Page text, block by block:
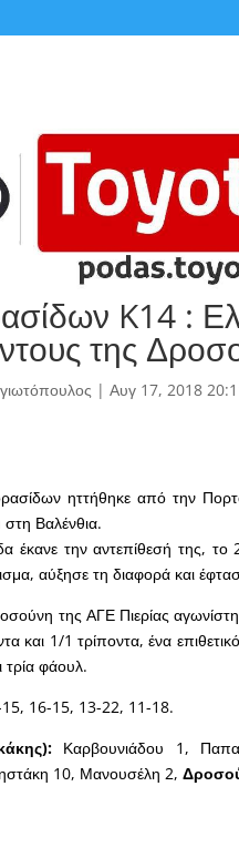
K14 :
της
| Αυγ 17, 2018
ηττήθηκε από την
Βαλένθια.
έκανε την αντεπίθεσή της,
αύξησε τη διαφορά και
της ΑΓΕ Πιερίας
και 1/1 τρίποντα, ένα
τρία φάουλ.
16-15, 13-22, 11-18.
Καρβουνιάδου 1,
10, Μανουσέλη 2,